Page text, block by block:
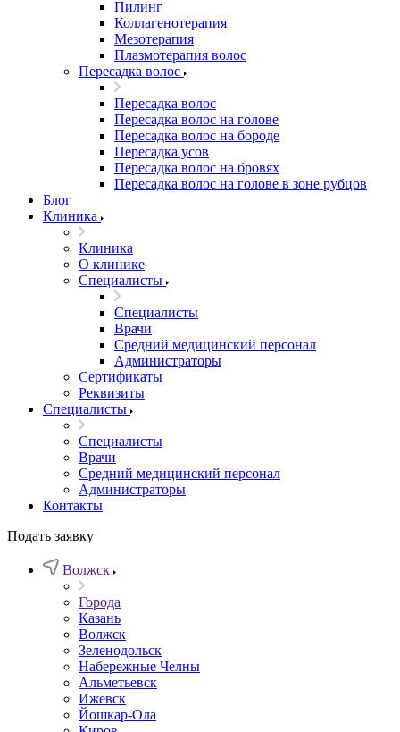
Пилинг
Коллагенотерапия
Мезотерапия
Плазмотерапия волос
Пересадка волос
Пересадка волос
Пересадка волос на голове
Пересадка волос на бороде
Пересадка усов
Пересадка волос на бровях
Пересадка волос на голове в зоне рубцов
Блог
Клиника
Клиника
О клинике
Специалисты
Специалисты
Врачи
Средний медицинский персонал
Администраторы
Сертификаты
Реквизиты
Специалисты
Специалисты
Врачи
Средний медицинский персонал
Администраторы
Контакты
Подать заявку
Волжск
Города
Казань
Волжск
Зеленодольск
Набережные Челны
Альметьевск
Ижевск
Йошкар-Ола